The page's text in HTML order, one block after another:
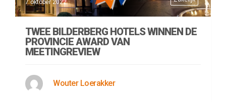
7 oktober 2022
TWEE BILDERBERG HOTELS WINNEN DE
PROVINCIE AWARD VAN
MEETINGREVIEW
Wouter Loerakker